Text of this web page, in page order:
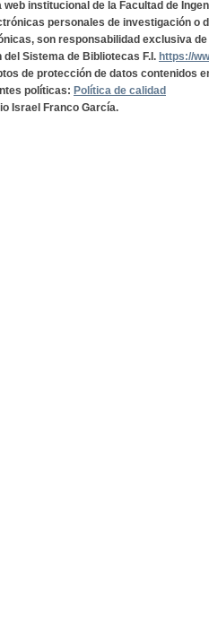
web institucional de la Facultad de
personales de investigación o
son responsabilidad exclusiva
Sistema de Bibliotecas F.I. https://
de protección de datos contenidos
políticas: Política de calidad
Israel Franco García.